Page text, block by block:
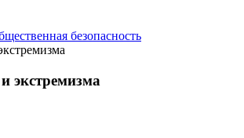
безопасность
экстремизма